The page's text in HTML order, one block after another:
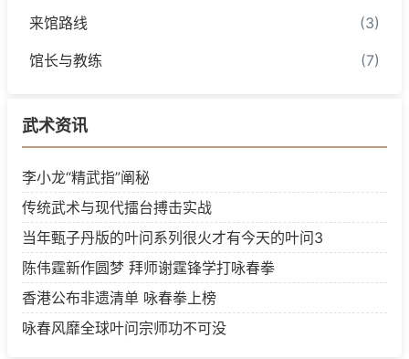
来馆路线 (3)
馆长与教练 (7)
武术资讯
李小龙“精武指”阐秘
传统武术与现代擂台搏击实战
当年甄子丹版的叶问系列很火才有今天的叶问3
陈伟霆新作圆梦 拜师谢霆锋学打咏春拳
香港公布非遗清单 咏春拳上榜
咏春风靡全球叶问宗师功不可没